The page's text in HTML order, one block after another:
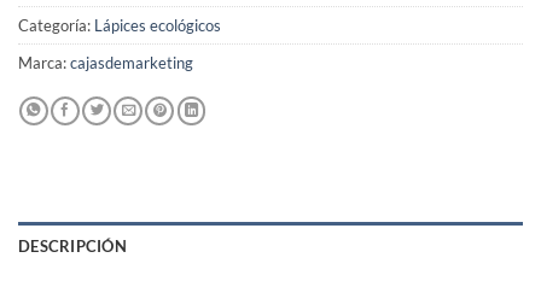
Categoría: Lápices ecológicos
Marca:cajasdemarketing
DESCRIPCIÓN